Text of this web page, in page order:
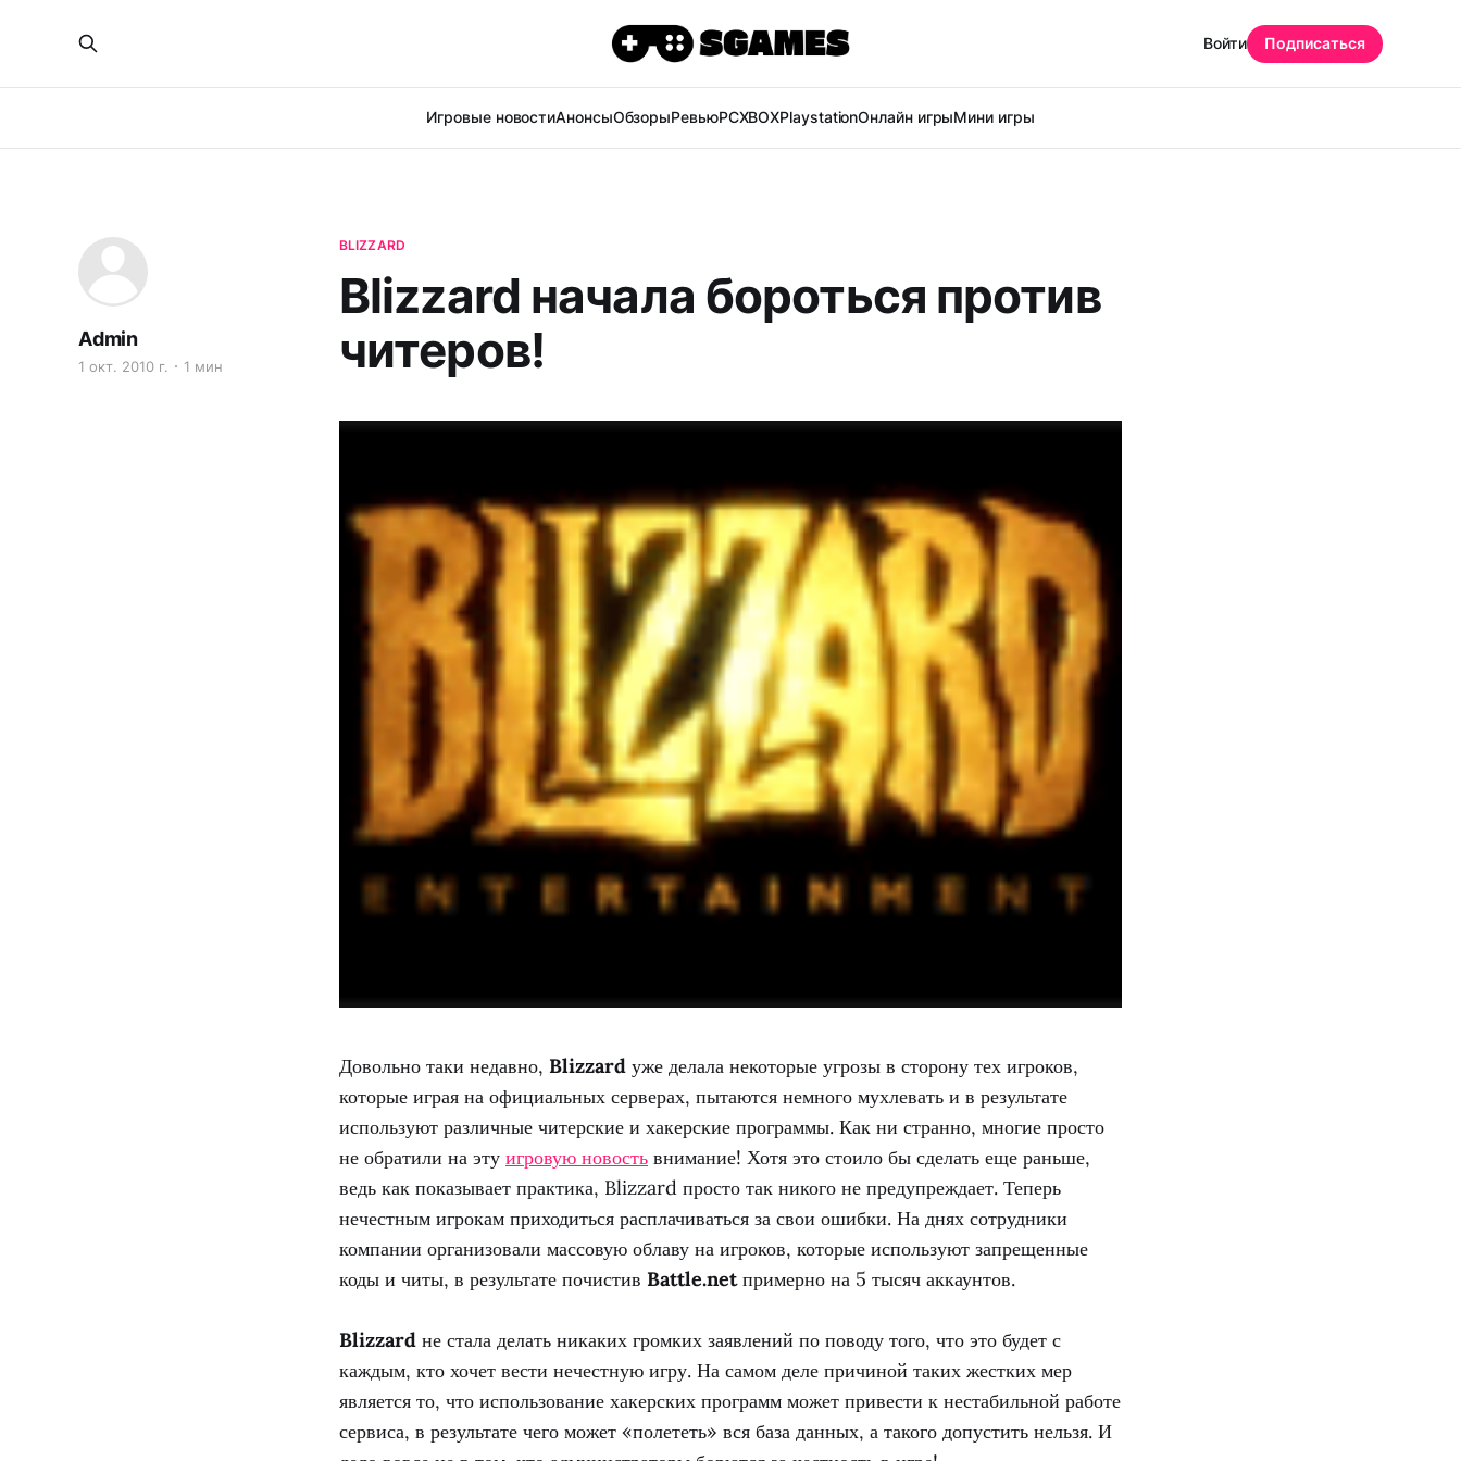
Игровые новостиАнонсыОбзорыРевьюPCXBOXPlaystationОнлайн игрыМини игры
Войти Подписаться
BLIZZARD
Blizzard начала бороться против
читеров!
Admin
1 окт. 2010 г. 1 мин
Довольно таки недавно, Blizzard уже делала некоторые угрозы в сторону тех игроков,
которые играя на официальных серверах, пытаются немного мухлевать и в результате
используют различные читерские и хакерские программы. Как ни странно, многие просто
не обратили на эту игровую новость внимание! Хотя это стоило бы сделать еще раньше,
ведь как показывает практика, Blizzard просто так никого не предупреждает. Теперь
нечестным игрокам приходиться расплачиваться за свои ошибки. На днях сотрудники
компании организовали массовую облаву на игроков, которые используют запрещенные
коды и читы, в результате почистив Battle.netпримерно на 5 тысяч аккаунтов.
Blizzard не стала делать никаких громких заявлений по поводу того, что это будет с
каждым, кто хочет вести нечестную игру. На самом деле причиной таких жестких мер
является то, что использование хакерских программ может привести к нестабильной работе
сервиса, в результате чего может «полететь» вся база данных, а такого допустить нельзя. И